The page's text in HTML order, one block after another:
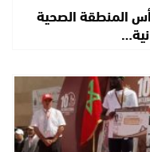
المنطقة الصحية